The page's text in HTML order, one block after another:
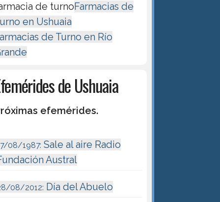
de turnoFarmacias de
en Ushuaia
de Turno en Río
de Ushuaia
efemérides.
08/1987: Sale al aire Radio
Austral
08/2012: Día del Abuelo